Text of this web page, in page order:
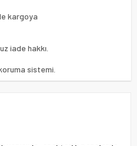
kargoya
iade hakkı.
sistemi.